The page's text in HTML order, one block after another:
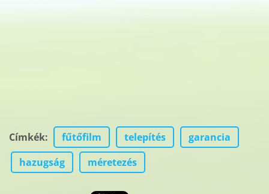
Címkék: fűtőfilm telepítés
garancia
hazugság
méretezés